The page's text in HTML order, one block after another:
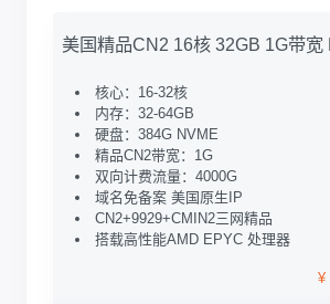
美国精品CN2 16核 32GB 1G带宽
核心：16-32核
内存：32-64GB
硬盘：384G NVME
精品CN2带宽：1G
双向计费流量：4000G
域名免备案 美国原生IP
CN2+9929+CMIN2三网精品
搭载高性能AMD EPYC 处理器
¥